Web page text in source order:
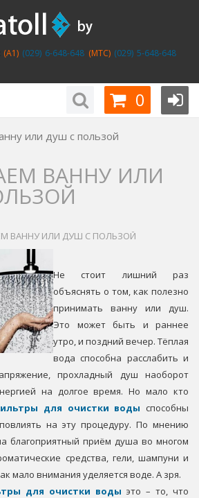
(A1)(029) 6-648-648 (MTC)(029) 5-648-648
0
или душ с пользой
ВАННУ ИЛИ
ВАННУ ИЛИ ДУШ С ПОЛЬЗОЙ
Не стоит лишний раз
объяснять о том, как полезно
принимать ванну или душ.
Это может быть и раннее
утро, и поздний вечер. Тёплая
вода способна расслабить и
прохладный душ наоборот
на долгое время. Но мало кто
для очистки воды способны
на эту процедуру. По мнению
благоприятный приём душа во многом
средства, гели, шампуни и
мало внимания уделяется воде. А зря.
для очистки воды это – то, что